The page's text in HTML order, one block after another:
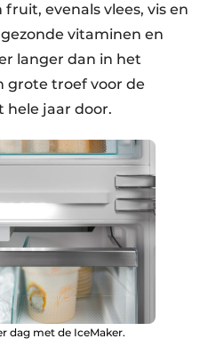
evenals vlees, vis en
vitaminen en
langer dan in het
grote troef voor de
hele jaar door.
dag met de IceMaker.